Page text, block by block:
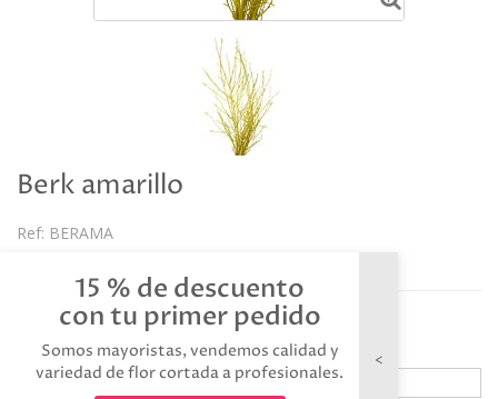
15 % de descuento
con tu primer pedido
Somos mayoristas, vendemos calidad y
variedad de flor cortada a profesionales.
Berk amarillo
Ref: BERAMA
Descripción
Referencia: BERAMA